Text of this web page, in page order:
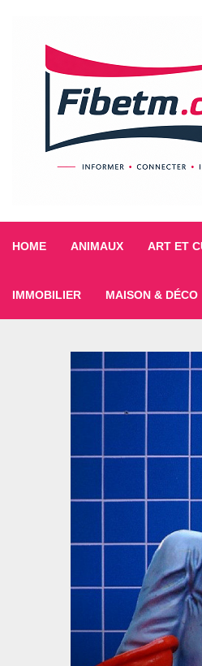
HOME ANIMAUX ART ET
IMMOBILIER MAISON & DÉCO